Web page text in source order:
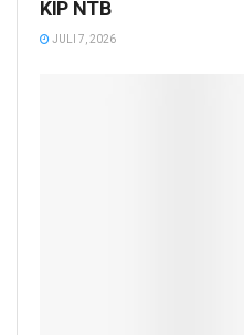
KIP NTB
JULI 7, 2026